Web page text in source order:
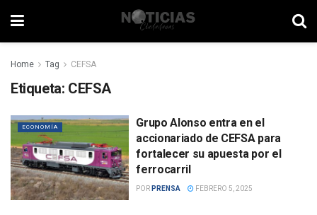
Home Tag CEFSA
Etiqueta: CEFSA
ECONOMÍA
Grupo Alonso entra en el
accionariado de CEFSA para
fortalecer su apuesta por el
ferrocarril
POR PRENSA FEBRERO 5, 2025